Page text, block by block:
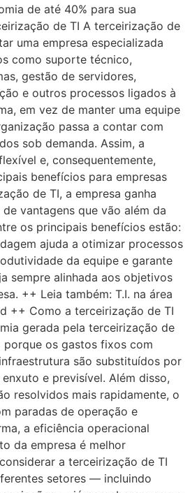
de até 40% para sua
de TI A terceirização de
uma empresa especializada
como suporte técnico,
gestão de servidores,
e outros processos ligados à
em vez de manter uma equipe
passa a contar com
sob demanda. Assim, a
e, consequentemente,
benefícios para empresas
de TI, a empresa ganha
vantagens que vão além da
os principais benefícios estão:
ajuda a otimizar processos
da equipe e garante
sempre alinhada aos objetivos
++ Leia também: T.I. na área
++ Como a terceirização de TI
gerada pela terceirização de
porque os gastos fixos com
são substituídos por
e previsível. Além disso,
resolvidos mais rapidamente, o
paradas de operação e
a eficiência operacional
da empresa é melhor
a terceirização de TI
setores — incluindo